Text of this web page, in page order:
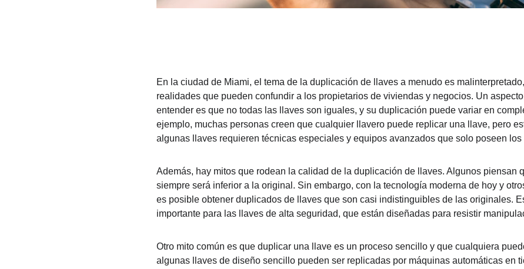
En la ciudad de Miami, el tema de la duplicación de llaves a menudo es
realidades que pueden confundir a los propietarios de viviendas y negocios. Un
entender es que no todas las llaves son iguales, y su duplicación puede variar en
ejemplo, muchas personas creen que cualquier llavero puede replicar una llave, pero
algunas llaves requieren técnicas especiales y equipos avanzados que solo poseen
Además, hay mitos que rodean la calidad de la duplicación de llaves. Algunos piensan
siempre será inferior a la original. Sin embargo, con la tecnología moderna de hoy y
es posible obtener duplicados de llaves que son casi indistinguibles de las originales.
importante para las llaves de alta seguridad, que están diseñadas para resistir
Otro mito común es que duplicar una llave es un proceso sencillo y que cualquiera
algunas llaves de diseño sencillo pueden ser replicadas por máquinas automáticas en